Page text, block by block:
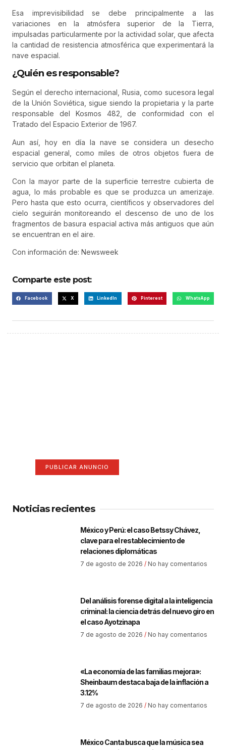
Esa imprevisibilidad se debe principalmente a las
variaciones en la atmósfera superior de la Tierra,
impulsadas particularmente por la actividad solar, que afecta
la cantidad de resistencia atmosférica que experimentará la
nave espacial.
¿Quién es responsable?
Según el derecho internacional, Rusia, como sucesora legal
de la Unión Soviética, sigue siendo la propietaria y la parte
responsable del Kosmos 482, de conformidad con el
Tratado del Espacio Exterior de 1967.
Aun así, hoy en día la nave se considera un desecho
espacial general, como miles de otros objetos fuera de
servicio que orbitan el planeta.
Con la mayor parte de la superficie terrestre cubierta de
agua, lo más probable es que se produzca un amerizaje.
Pero hasta que esto ocurra, científicos y observadores del
cielo seguirán monitoreando el descenso de uno de los
fragmentos de basura espacial activa más antiguos que aún
se encuentran en el aire.
Con información de: Newsweek
Comparte este post:
Facebook X LinkedIn Pinterest WhatsApp
PUBLICAR ANUNCIO
Noticias recientes
México y Perú: el caso Betssy Chávez,
clave para el restablecimiento de
relaciones diplomáticas
7 de agosto de 2026 No hay comentarios
Del análisis forense digital a la inteligencia
criminal: la ciencia detrás del nuevo giro en
el caso Ayotzinapa
7 de agosto de 2026 No hay comentarios
«La economía de las familias mejora»:
Sheinbaum destaca baja de la inflación a
3.12%
7 de agosto de 2026 No hay comentarios
México Canta busca que la música sea